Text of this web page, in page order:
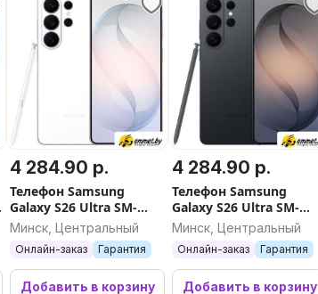
4 284.90 р.
Телефон Samsung
Galaxy S26 Ultra SM-
S948B 16GB/1TB (белый)
Минск, Центральный
Онлайн-заказ Гарантия
Добавить в корзину
4 284.90 р.
Телефон Samsung
Galaxy S26 Ultra SM-
S948B 16GB/1TB
(черный)
Минск, Центральный
Онлайн-заказ Гарантия
Добавить в корзину